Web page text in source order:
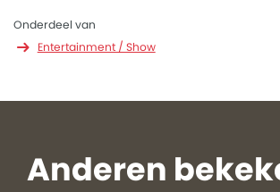
Onderdeel van
Entertainment / Show
Anderen